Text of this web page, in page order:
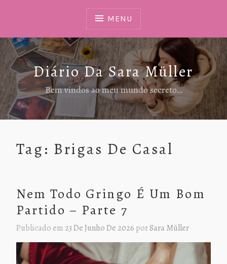
MENU
Diário Da Sara Müller
Bem vindos ao meu mundo secreto…
Tag: Brigas De Casal
Nem Todo Gringo É Um Bom
Partido – Parte 7
Publicado em 23 De Junho De 2026 porSara Müller